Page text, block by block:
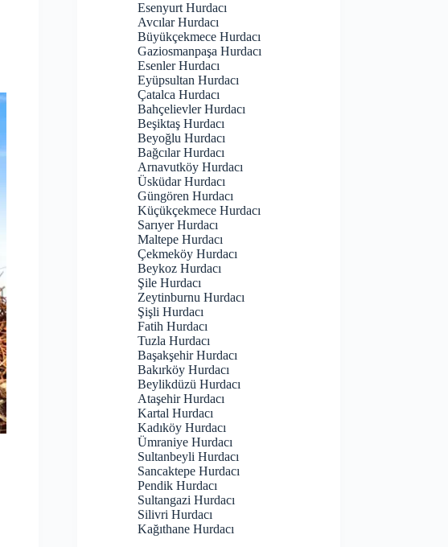
Esenyurt Hurdacı
Avcılar Hurdacı
Büyükçekmece Hurdacı
Gaziosmanpaşa Hurdacı
Esenler Hurdacı
Eyüpsultan Hurdacı
Çatalca Hurdacı
Bahçelievler Hurdacı
Beşiktaş Hurdacı
Beyoğlu Hurdacı
Bağcılar Hurdacı
Arnavutköy Hurdacı
Üsküdar Hurdacı
Güngören Hurdacı
Küçükçekmece Hurdacı
Sarıyer Hurdacı
Maltepe Hurdacı
Çekmeköy Hurdacı
Beykoz Hurdacı
Şile Hurdacı
Zeytinburnu Hurdacı
Şişli Hurdacı
Fatih Hurdacı
Tuzla Hurdacı
Başakşehir Hurdacı
Bakırköy Hurdacı
Beylikdüzü Hurdacı
Ataşehir Hurdacı
Kartal Hurdacı
Kadıköy Hurdacı
Ümraniye Hurdacı
Sultanbeyli Hurdacı
Sancaktepe Hurdacı
Pendik Hurdacı
Sultangazi Hurdacı
Silivri Hurdacı
Kağıthane Hurdacı